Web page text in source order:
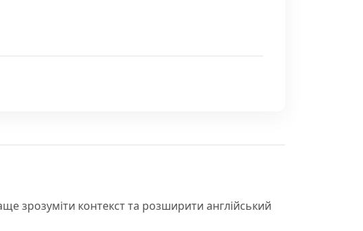
зрозуміти контекст та розширити англійський